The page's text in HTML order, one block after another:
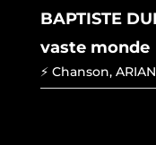
BAPTISTE
vaste monde
⚡ Chanson,